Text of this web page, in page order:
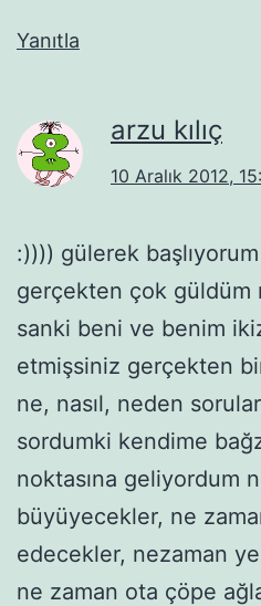
Yanıtla
arzu kılıç
10 Aralık 2012,
:)))) gülerek
gerçekten çok güldüm
sanki beni ve benim
etmişsiniz gerçekten
ne, nasıl, neden
sordumki kendime
noktasına geliyordum
büyüyecekler, ne
edecekler, nezaman
ne zaman ota çöpe